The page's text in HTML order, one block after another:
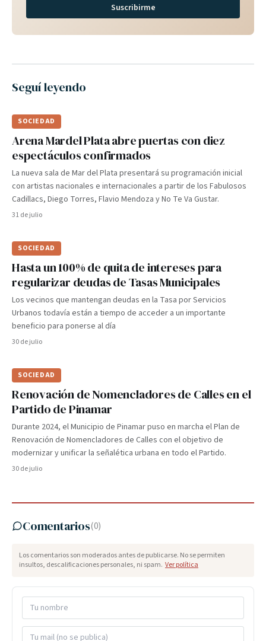
Suscribirme
Seguí leyendo
SOCIEDAD
Arena Mardel Plata abre puertas con diez
espectáculos confirmados
La nueva sala de Mar del Plata presentará su programación inicial
con artistas nacionales e internacionales a partir de los Fabulosos
Cadillacs, Diego Torres, Flavio Mendoza y No Te Va Gustar.
31 de julio
SOCIEDAD
Hasta un 100% de quita de intereses para
regularizar deudas de Tasas Municipales
Los vecinos que mantengan deudas en la Tasa por Servicios
Urbanos todavía están a tiempo de acceder a un importante
beneficio para ponerse al día
30 de julio
SOCIEDAD
Renovación de Nomencladores de Calles en el
Partido de Pinamar
Durante 2024, el Municipio de Pinamar puso en marcha el Plan de
Renovación de Nomencladores de Calles con el objetivo de
modernizar y unificar la señalética urbana en todo el Partido.
30 de julio
Comentarios(0)
Los comentarios son moderados antes de publicarse. No se permiten
insultos, descalificaciones personales, ni spam. Ver política